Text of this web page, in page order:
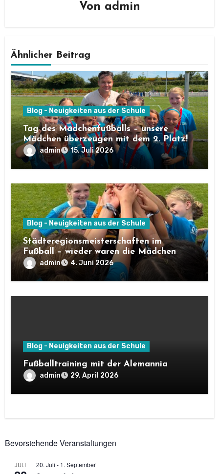
Von admin
Ähnlicher Beitrag
Blog - Neuigkeiten aus der Schule
Tag des Mädchenfußballs – unsere
Mädchen überzeugen mit dem 2. Platz!
admin 15. Juli 2026
Blog - Neuigkeiten aus der Schule
Städteregionsmeisterschaften im
Fußball – wieder waren die Mädchen
sehr erfolgreich!
admin 4. Juni 2026
Blog - Neuigkeiten aus der Schule
Fußballtraining mit der Alemannia
admin 29. April 2026
Bevorstehende Veranstaltungen
JULI 20. Juli - 1. September